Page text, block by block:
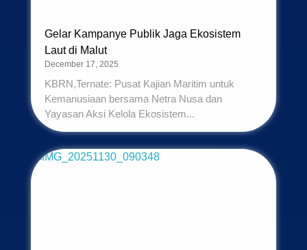
Gelar Kampanye Publik Jaga Ekosistem
Laut di Malut
December 17, 2025
KBRN,Ternate: Pusat Kajian Maritim untuk
Kemanusiaan bersama Netra Nusa dan
Yayasan Aksi Kelola Ekosistem...